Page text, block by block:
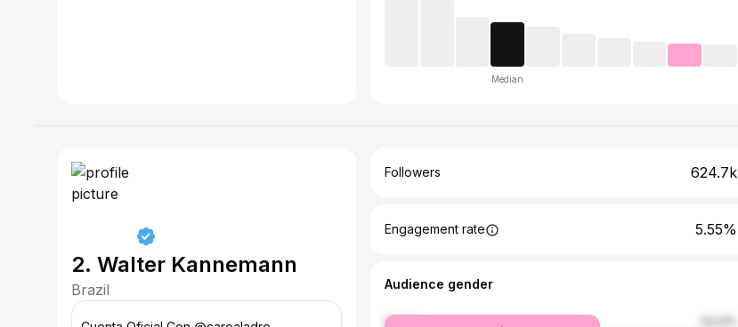
Median
2. Walter Kannemann
Brazil
Followers 624.7k
Engagement rate 5.55%
Audience gender
female